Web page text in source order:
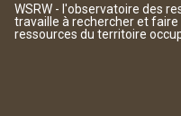
WSRW - l'observatoire des
travaille à rechercher et
ressources du territoire